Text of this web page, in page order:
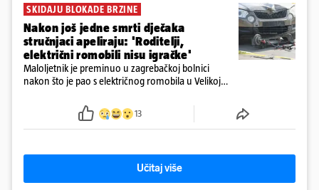
SKIDAJU BLOKADE BRZINE
Nakon još jedne smrti dječaka
stručnjaci apeliraju: 'Roditelji,
električni romobili nisu igračke'
Maloljetnik je preminuo u zagrebačkoj bolnici
nakon što je pao s električnog romobila u Velikoj
13
Učitaj više